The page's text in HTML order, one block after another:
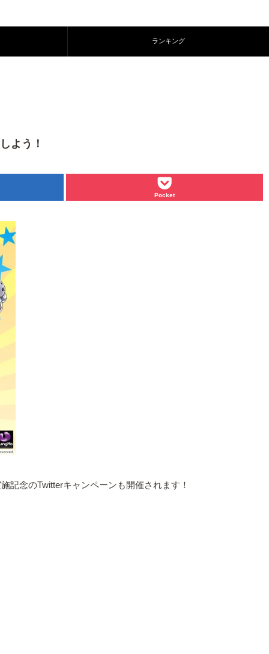
ランキング
よう！
Pocket
記念のTwitterキャンペーンも開催されます！